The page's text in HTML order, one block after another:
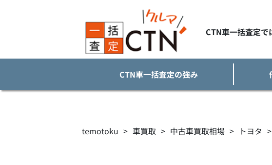
CTN車一括査定で
CTN車一括査定の強み
temotoku > 車買取 > 中古車買取相場 > トヨタ >